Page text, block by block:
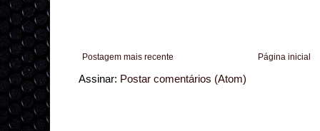
Postagem mais recente Página inicial
Assinar: Postar comentários (Atom)